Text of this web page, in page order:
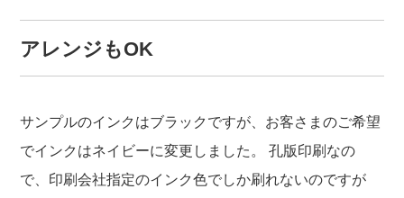
アレンジもOK
サンプルのインクはブラックですが、お客さまのご希望
でインクはネイビーに変更しました。
孔版印刷なの
で、印刷会社指定のインク色でしか刷れないのですが